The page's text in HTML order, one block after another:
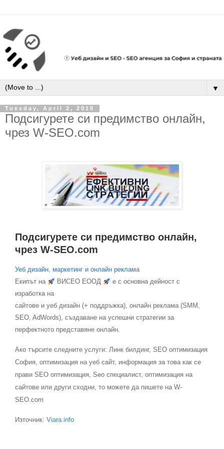
▼
Tuesday, April 2, 2019
Подсигурете си предимство онлайн,
чрез W-SEO.com
Подсигурете си предимство онлайн,
чрез W-SEO.com
Уеб дизайн, маркетинг и онлайн реклама
Екипът на
ВИСЕО ЕООД
е с основна дейност с
изработка на
сайтове и уеб дизайн (+ поддръжка), онлайн реклама (SMM,
SEO, AdWords), създаване на успешни стратегии за
перфектното представяне онлайн.
Ако търсите следните услуги: Линк билдинг, SEO оптимизация
София, оптимизация на уеб сайт, информация за това как се
прави SEO оптимизация, Seo специалист, оптимизация на
сайтове или други сходни, то можете да пишете на W-
SEO.com
Източник: Viara.info